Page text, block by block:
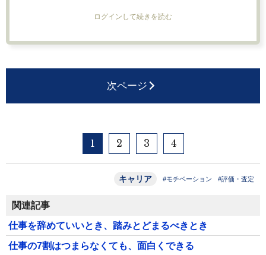
ログインして続きを読む
次ページ
1 2 3 4
キャリア #モチベーション #評価・査定
関連記事
仕事を辞めていいとき、踏みとどまるべきとき
仕事の7割はつまらなくても、面白くできる